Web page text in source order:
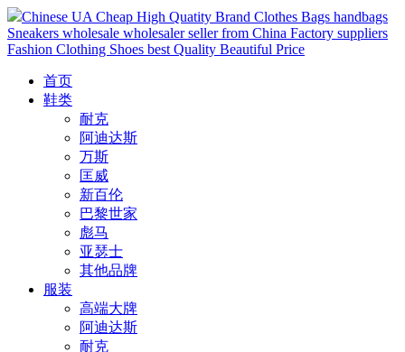
Chinese UA Cheap High Quatity Brand Clothes Bags handbags
Sneakers wholesale wholesaler seller from China Factory suppliers
Fashion Clothing Shoes best Quality Beautiful Price
首页
鞋类
耐克
阿迪达斯
万斯
匡威
新百伦
巴黎世家
彪马
亚瑟士
其他品牌
服装
高端大牌
阿迪达斯
耐克